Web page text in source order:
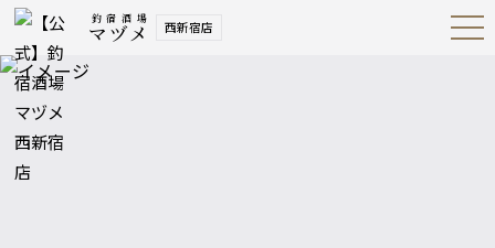
釣宿酒場
マヅメ 西新宿店 Open
Navig